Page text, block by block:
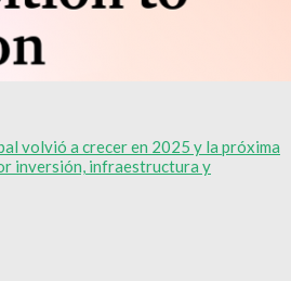
volvió a crecer en 2025 y la próxima
inversión, infraestructura y